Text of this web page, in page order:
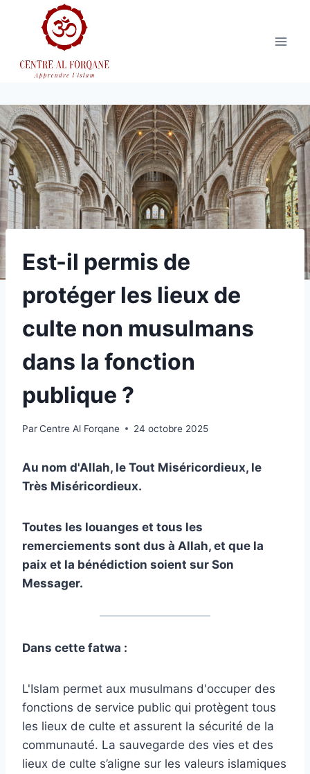
Est-il permis de
protéger les lieux de
culte non musulmans
dans la fonction
publique ?
ParCentre Al Forqane 24 octobre 2025
Au nom d'Allah, le Tout Miséricordieux, le
Très Miséricordieux.
Toutes les louanges et tous les
remerciements sont dus à Allah, et que la
paix et la bénédiction soient sur Son
Messager.
Dans cette fatwa :
L'Islam permet aux musulmans d'occuper des
fonctions de service public qui protègent tous
les lieux de culte et assurent la sécurité de la
communauté. La sauvegarde des vies et des
lieux de culte s’aligne sur les valeurs islamiques